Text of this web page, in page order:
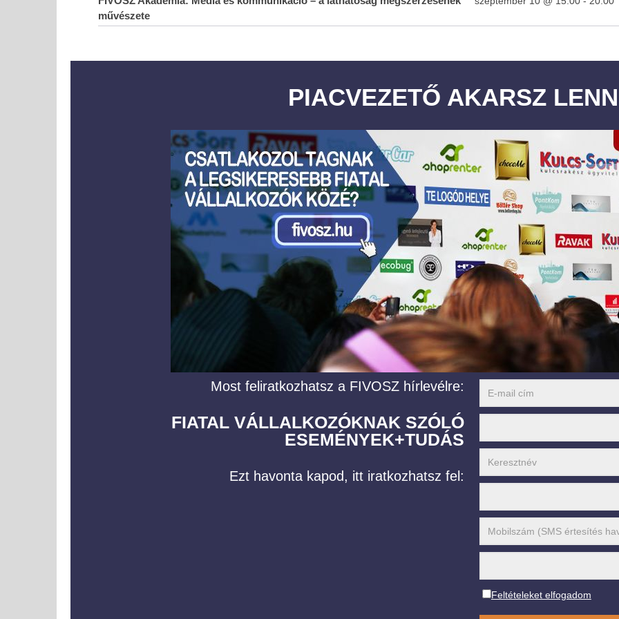
művészete
PIACVEZETŐ AKARSZ
Most feliratkozhatsz a FIVOSZ hírlevélre:
FIATAL VÁLLALKOZÓKNAK SZÓLÓ
ESEMÉNYEK+TUDÁS
Ezt havonta kapod, itt iratkozhatsz fel:
Feltételeket elfogadom